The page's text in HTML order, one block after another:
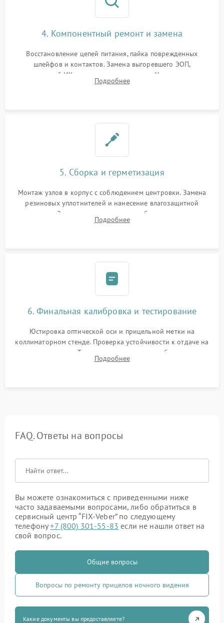
4. Компонентный ремонт и замена
Восстановление цепей питания, пайка поврежденных
шлейфов и контактов. Замена выгоревшего ЭОП,
неисправной ИК-подсветки или матрицы. Ультразвуковая
очистка плат и удаление загрязнений с линз объектива и
Подробнее
5. Сборка и герметизация
Монтаж узлов в корпус с соблюдением центровки. Замена
резиновых уплотнителей и нанесение влагозащитной
смазки. Заполнение внутреннего объема прицела
осушенным азотом для предотвращения запотевания оптики
Подробнее
6. Финальная калибровка и тестирование
Юстировка оптической оси и прицельной метки на
коллиматорном стенде. Проверка устойчивости к отдаче на
ударном стенде. Тестирование качества изображения в
темноте, дальности обнаружения и корректной работы всех
Подробнее
FAQ. Ответы на вопросы
Вы можете ознакомиться с приведенными ниже
часто задаваемыми вопросами, либо обратиться в
сервисный центр “FIX-Veber” по следующему
телефону+7 (800) 301-55-83 если не нашли ответ на
свой вопрос.
Общие вопросы
Вопросы по ремонту прицелов ночного видения
Какие документы вы предоставляете?